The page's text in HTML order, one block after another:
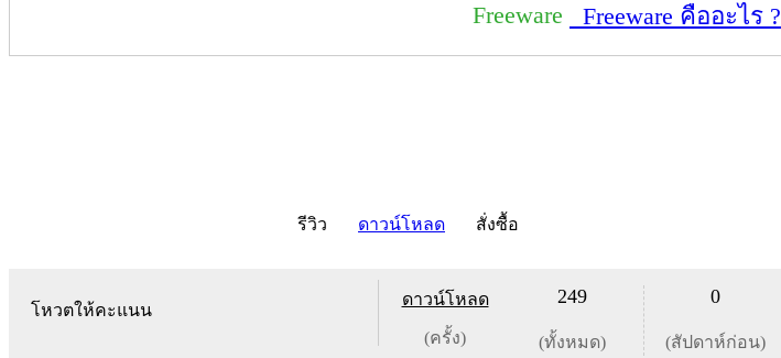
Freeware Freeware คืออะไร ?
รีวิว ดาวน์โหลด สั่งซื้อ
โหวตให้คะแนน
ดาวน์โหลด
(ครั้ง)
249
(ทั้งหมด)
0
(สัปดาห์ก่อน)